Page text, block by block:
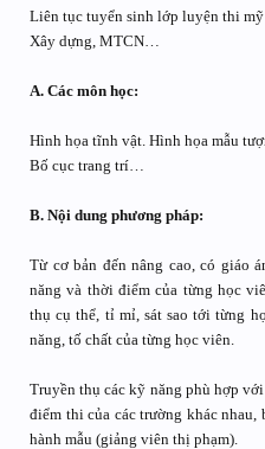
Liên tục tuyển sinh lớp luyện thi
Xây dựng, MTCN…
A. Các môn học:
Hình họa tĩnh vật. Hình họa mẫu
Bố cục trang trí…
B. Nội dung phương pháp:
Từ cơ bản đến nâng cao, có giáo
năng và thời điểm của từng học
thụ cụ thể, tỉ mỉ, sát sao tới từng
năng, tố chất của từng học viên.
Truyền thụ các kỹ năng phù hợp
điểm thi của các trường khác
hành mẫu (giảng viên thị phạm).